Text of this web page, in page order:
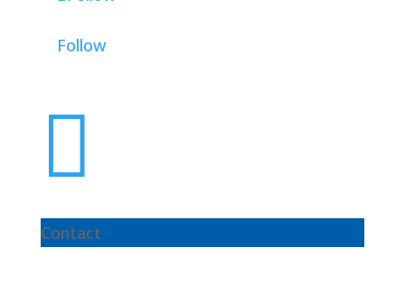
Follow

Contact